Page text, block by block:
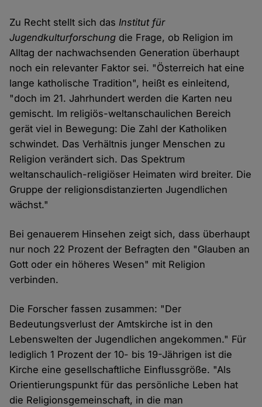
Zu Recht stellt sich dasInstitut für
Jugendkulturforschung die Frage, ob Religion im
Alltag der nachwachsenden Generation überhaupt
noch ein relevanter Faktor sei. "Österreich hat eine
lange katholische Tradition", heißt es einleitend,
"doch im 21. Jahrhundert werden die Karten neu
gemischt. Im religiös-weltanschaulichen Bereich
gerät viel in Bewegung: Die Zahl der Katholiken
schwindet. Das Verhältnis junger Menschen zu
Religion verändert sich. Das Spektrum
weltanschaulich-religiöser Heimaten wird breiter. Die
Gruppe der religionsdistanzierten Jugendlichen
wächst."
Bei genauerem Hinsehen zeigt sich, dass überhaupt
nur noch 22 Prozent der Befragten den "Glauben an
Gott oder ein höheres Wesen" mit Religion
verbinden.
Die Forscher fassen zusammen: "Der
Bedeutungsverlust der Amtskirche ist in den
Lebenswelten der Jugendlichen angekommen." Für
lediglich 1 Prozent der 10- bis 19-Jährigen ist die
Kirche eine gesellschaftliche Einflussgröße. "Als
Orientierungspunkt für das persönliche Leben hat
die Religionsgemeinschaft, in die man